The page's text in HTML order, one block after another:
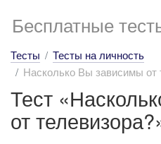
Бесплатные
Тесты
Тесты на личность
Насколько Вы зависимы от
Тест
от